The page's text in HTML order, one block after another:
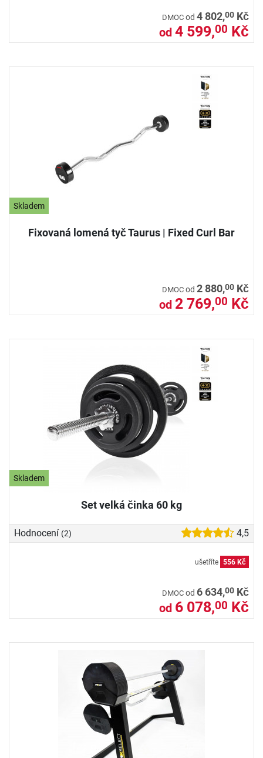
DMOC od 4 802,00 Kč
od 4 599,00 Kč
Skladem
Fixovaná lomená tyč Taurus | Fixed Curl Bar
DMOC od 2 880,00 Kč
od 2 769,00 Kč
Skladem
Set velká činka 60 kg
Hodnocení (2) 4,5
ušetříte 556 Kč
DMOC od 6 634,00 Kč
od 6 078,00 Kč